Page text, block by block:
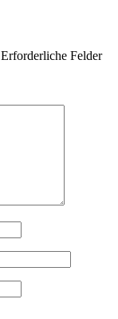
Erforderliche Felder